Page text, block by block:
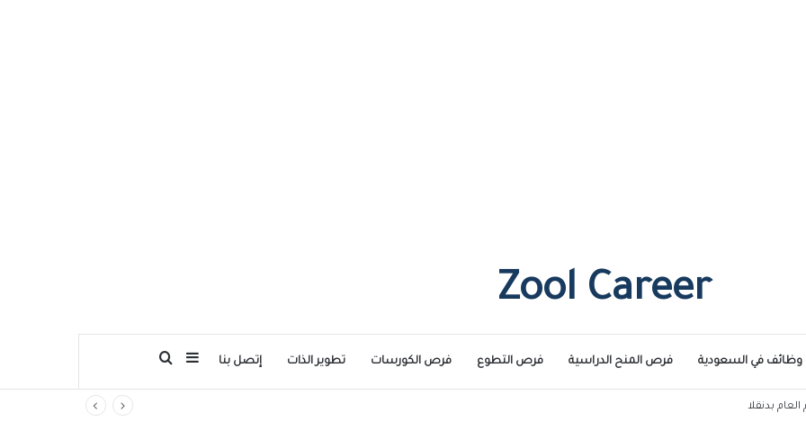
Zool Career
وظائف في السعودية فرص المنح الدراسية فرص التطوع فرص الكورسات تطوير الذات إتصل بنا إضافة عمود جانبي
بحث عن
بدنقلا